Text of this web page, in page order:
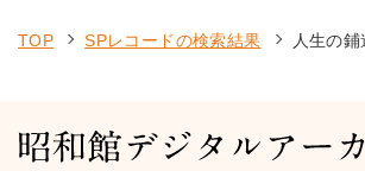
TOP SPレコードの検索結果 人生の鋪